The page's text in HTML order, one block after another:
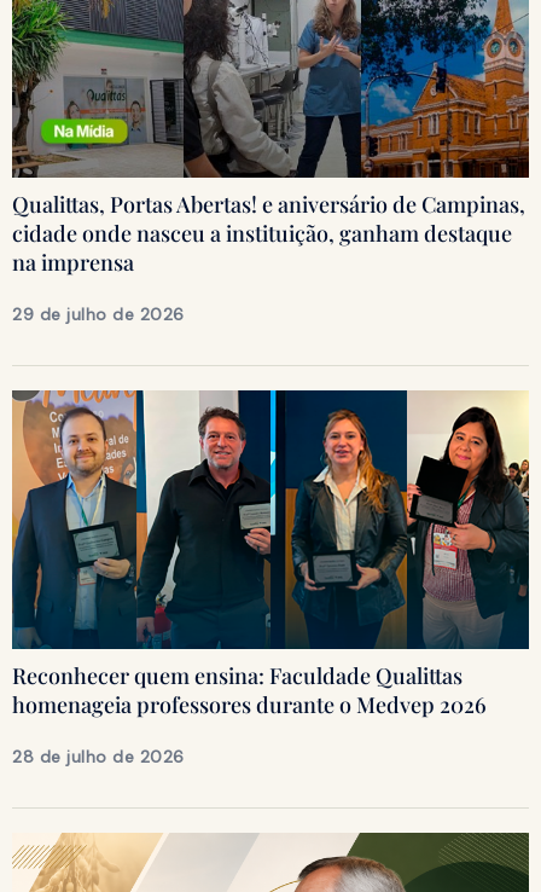
Qualittas, Portas Abertas! e aniversário de Campinas,
cidade onde nasceu a instituição, ganham destaque
na imprensa
29 de julho de 2026
Reconhecer quem ensina: Faculdade Qualittas
homenageia professores durante o Medvep 2026
28 de julho de 2026